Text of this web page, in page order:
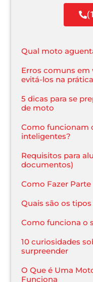
Qual moto
Erros comuns em
evitá-los na
5 dicas para se
de moto
Como funcionam
inteligentes?
Requisitos para
documentos)
Como Fazer
Quais são os
Como funciona o
10 curiosidades
surpreender
O Que é Uma
Funciona